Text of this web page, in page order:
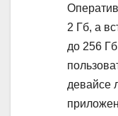
2 Гб, а
до 256
девайсе